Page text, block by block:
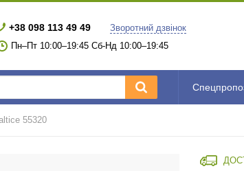
+38 098 113 49 49
Зворотний дзвінок
Пн–Пт 10:00–19:45 Сб-Нд 10:00–19:45
55320